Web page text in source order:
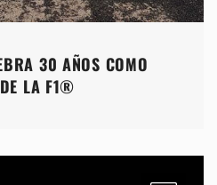
30 AÑOS COMO
LA F1®